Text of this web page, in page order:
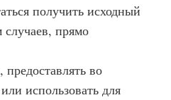
получить исходный
прямо
во
использовать для